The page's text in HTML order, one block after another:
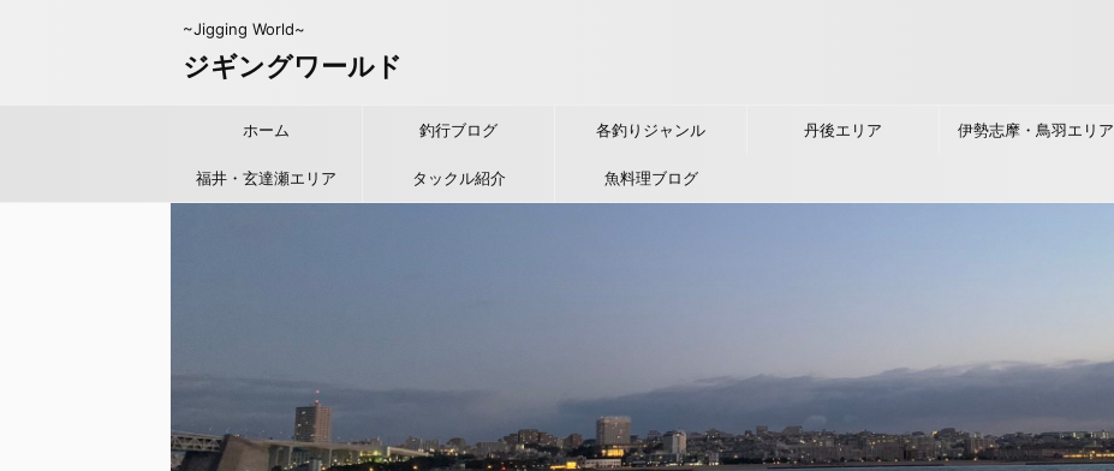
~Jigging World~
ジギングワールド
ホーム 釣行ブログ 各釣りジャンル 丹後エリア 伊勢志摩・鳥羽エリア
福井・玄達瀬エリア タックル紹介 魚料理ブログ